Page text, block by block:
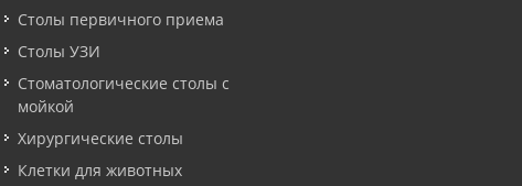
Столы первичного приема
Столы УЗИ
Стоматологические столы с
мойкой
Хирургические столы
Клетки для животных